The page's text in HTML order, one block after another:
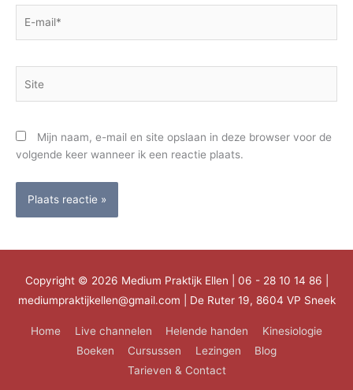
mail*
Mijn naam, e-mail en site opslaan in deze browser voor de
volgende keer wanneer ik een reactie plaats.
Copyright © 2026 Medium Praktijk Ellen | 06 - 28 10 14 86 |
mediumpraktijkellen@gmail.com | De Ruter 19, 8604 VP Sneek
Home Live channelen Helende handen
Kinesiologie
Boeken
Cursussen Lezingen
Blog
Tarieven & Contact